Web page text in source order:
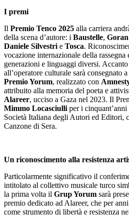
I premi
Il Premio Tenco 2025 alla carriera
della scena d’autore: i Baustelle,
Daniele Silvestri e Tosca.
vocazione internazionale della
generazioni e linguaggi diversi.
all’operatore culturale sarà consegnato a
Premio Yorum, realizzato con
attribuito alla memoria del poeta e
Alareer, ucciso a Gaza nel 2023. Il
Mimmo Locasciulli per i
Società Italiana degli Autori ed Editori,
Canzone di Sera.
Un riconoscimento alla resistenza
Particolarmente significativo il
intitolato al collettivo musicale turco
la prima volta il Grup Yorum sarà
premio dedicato ad Alareer, che per
come strumento di libertà e resistenza